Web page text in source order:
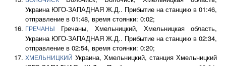
Украина ЮГО-ЗАПАДНАЯ Ж.Д.. Прибытие на станцию в 01:46,
отправление в 01:48, время стоянки: 0:02;
ГРЕЧАНЫ
Гречаны, Хмельницкий, Хмельницкая область,
Украина ЮГО-ЗАПАДНАЯ Ж.Д.. Прибытие на станцию в 02:34,
отправление в 02:54, время стоянки: 0:20;
ХМЕЛЬНИЦКИЙ Украина, Хмельницкий, станция Хмельницкий